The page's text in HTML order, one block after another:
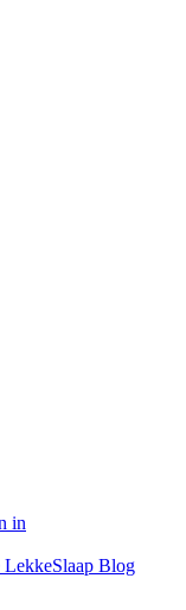
in
LekkeSlaap Blog